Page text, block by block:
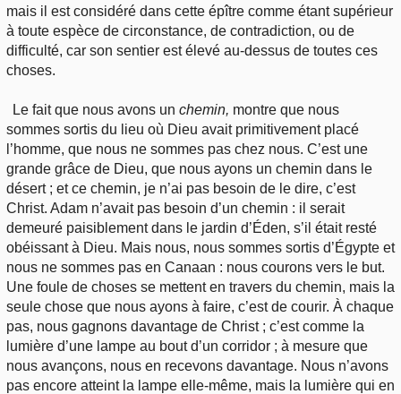
mais il est considéré dans cette épître comme étant supérieur
à toute espèce de circonstance, de contradiction, ou de
difficulté, car son sentier est élevé au-dessus de toutes ces
choses.
Le fait que nous avons unchemin, montre que nous
sommes sortis du lieu où Dieu avait primitivement placé
l’homme, que nous ne sommes pas chez nous. C’est une
grande grâce de Dieu, que nous ayons un chemin dans le
désert ; et ce chemin, je n’ai pas besoin de le dire, c’est
Christ. Adam n’avait pas besoin d’un chemin : il serait
demeuré paisiblement dans le jardin d’Éden, s’il était resté
obéissant à Dieu. Mais nous, nous sommes sortis d’Égypte et
nous ne sommes pas en Canaan : nous courons vers le but.
Une foule de choses se mettent en travers du chemin, mais la
seule chose que nous ayons à faire, c’est de courir. À chaque
pas, nous gagnons davantage de Christ ; c’est comme la
lumière d’une lampe au bout d’un corridor ; à mesure que
nous avançons, nous en recevons davantage. Nous n’avons
pas encore atteint la lampe elle-même, mais la lumière qui en